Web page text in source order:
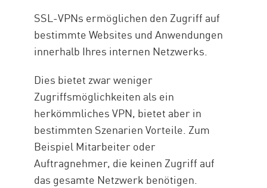
SSL-VPNs ermöglichen den Zugriff auf
bestimmte Websites und Anwendungen
innerhalb Ihres internen Netzwerks.
Dies bietet zwar weniger
Zugriffsmöglichkeiten als ein
herkömmliches VPN, bietet aber in
bestimmten Szenarien Vorteile. Zum
Beispiel Mitarbeiter oder
Auftragnehmer, die keinen Zugriff auf
das gesamte Netzwerk benötigen.